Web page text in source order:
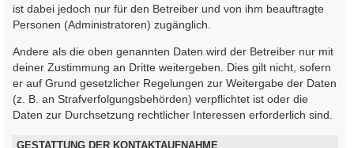
ist dabei jedoch nur für den Betreiber und von ihm beauftragte
Personen (Administratoren) zugänglich.
Andere als die oben genannten Daten wird der Betreiber nur mit
deiner Zustimmung an Dritte weitergeben. Dies gilt nicht, sofern
er auf Grund gesetzlicher Regelungen zur Weitergabe der Daten
(z. B. an Strafverfolgungsbehörden) verpflichtet ist oder die
Daten zur Durchsetzung rechtlicher Interessen erforderlich sind.